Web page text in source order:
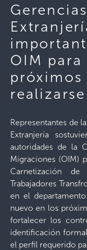
OIM
próximos
Representantes de
Extranjería
autoridades de la
Migraciones (OIM)
Carnetización
Trabajadores
en el
nuevo en los
fortalecer los
identificación
el perfil requerido